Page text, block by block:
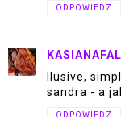
ODPOWIEDZ
KASIANAFALI
llusive,
sandra - a
ODPOWIEDZ